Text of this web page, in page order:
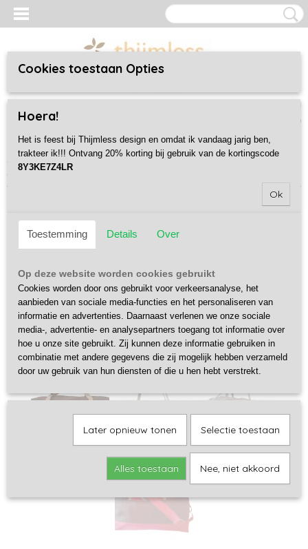
(0)
Home>Cork and More>Weekendtassen>C&M Weekender -
Bredles
Cookies toestaan Opties
Hoera!
Het is feest bij Thijmless design en omdat ik vandaag jarig ben,
trakteer ik!!! Ontvang 20% korting bij gebruik van de kortingscode
8Y3KE7Z4LR
Ok
Toestemming Details Over
Op deze website worden cookies gebruikt
Cookies worden door ons gebruikt voor verkeersanalyse, het
aanbieden van sociale media-functies en het personaliseren van
informatie en advertenties. Daarnaast verlenen we onze sociale
media-, advertentie- en analysepartners toegang tot informatie over
hoe u onze site gebruikt. Zij kunnen deze informatie gebruiken in
combinatie met andere gegevens die zij mogelijk hebben verzameld
door uw gebruik van hun diensten of die u hen hebt verstrekt.
Later opnieuw tonen Selectie toestaan
Alles toestaan Nee, niet akkoord